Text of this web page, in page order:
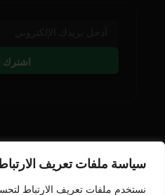
سياسة ملفات تعريف
نستخدم ملفات تعريف الارتباط
اشترك